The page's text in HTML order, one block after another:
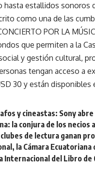
estallidos sonoros
como una de las
POR LA
que permiten a la
y gestión cultural,
tengan acceso a
30 y están disponibles
y cineastas: Sony
la conjura de los necios
de lectura ganan
la Cámara
Internacional del Libro